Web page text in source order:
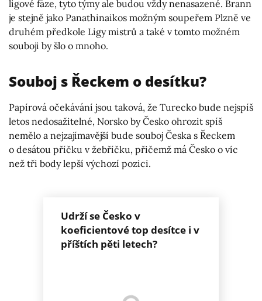
ligové fáze, tyto týmy ale budou vždy nenasazené. Brann
je stejně jako Panathinaikos možným soupeřem Plzně ve
druhém předkole Ligy mistrů a také v tomto možném
souboji by šlo o mnoho.
Souboj s Řeckem o desítku?
Papírová očekávání jsou taková, že Turecko bude nejspíš
letos nedosažitelné, Norsko by Česko ohrozit spíš
nemělo a nejzajímavější bude souboj Česka s Řeckem
o desátou příčku v žebříčku, přičemž má Česko o víc
než tři body lepší výchozí pozici.
Udrží se Česko v
koeficientové top desítce i v
příštích pěti letech?